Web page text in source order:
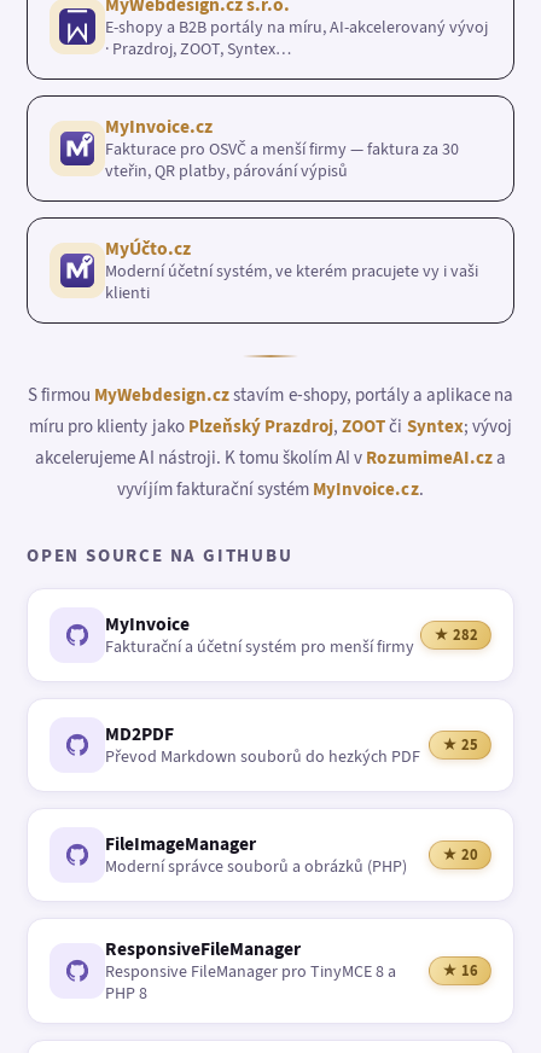
E-shopy a B2B portály na míru, AI-akcelerovaný vývoj
· Prazdroj, ZOOT, Syntex…
MyInvoice.cz
Fakturace pro OSVČ a menší firmy — faktura za 30
vteřin, QR platby, párování výpisů
MyÚčto.cz
Moderní účetní systém, ve kterém pracujete vy i vaši
klienti
S firmou MyWebdesign.czstavím e-shopy, portály a aplikace na
míru pro klienty jako Plzeňský Prazdroj,ZOOTči Syntex; vývoj
akcelerujeme AI nástroji. K tomu školím AI v RozumimeAI.cza
vyvíjím fakturační systém MyInvoice.cz.
OPEN SOURCE NA GITHUBU
MyInvoice
Fakturační a účetní systém pro menší firmy
★ 282
MD2PDF
Převod Markdown souborů do hezkých PDF
★ 25
FileImageManager
Moderní správce souborů a obrázků (PHP)
★ 20
ResponsiveFileManager
Responsive FileManager pro TinyMCE 8 a
PHP 8
★ 16